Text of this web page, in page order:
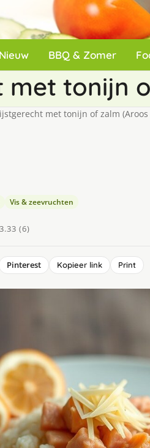
Nieuw BBQ & Zomer
met tonijn
met tonijn of zalm
Vis & zeevruchten
3.33 (6)
Pinterest Kopieer link Print